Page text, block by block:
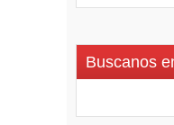
Buscanos